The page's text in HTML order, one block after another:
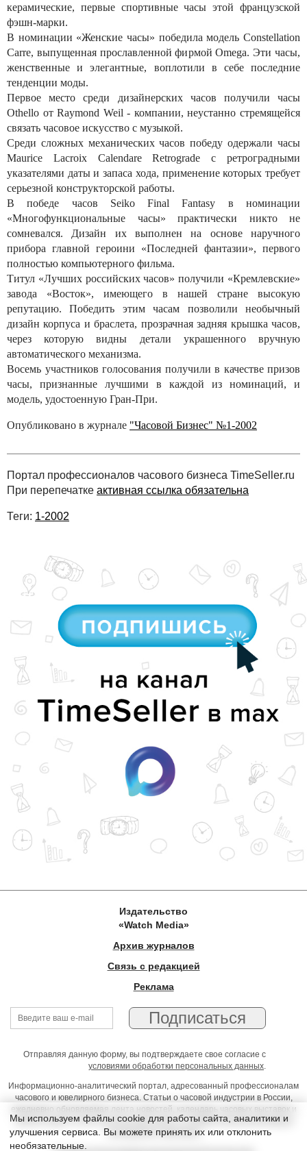
керамические, первые спортивные часы этой французской
фэшн-марки.
В номинации «Женские часы» победила модель Constellation
Carre, выпущенная прославленной фирмой Omega. Эти часы,
женственные и элегантные, воплотили в себе последние
тенденции моды.
Первое место среди дизайнерских часов получили часы
Othello от Raymond Weil - компании, неустанно стремящейся
связать часовое искусство с музыкой.
Среди сложных механических часов победу одержали часы
Maurice Lacroix Calendare Retrograde с ретроградными
указателями даты и запаса хода, применение которых требует
серьезной конструкторской работы.
В победе часов Seiko Final Fantasy в номинации
«Многофункциональные часы» практически никто не
сомневался. Дизайн их выполнен на основе наручного
прибора главной героини «Последней фантазии», первого
полностью компьютерного фильма.
Титул «Лучших российских часов» получили «Кремлевские»
завода «Восток», имеющего в нашей стране высокую
репутацию. Победить этим часам позволили необычный
дизайн корпуса и браслета, прозрачная задняя крышка часов,
через которую видны детали украшенного вручную
автоматического механизма.
Восемь участников голосования получили в качестве призов
часы, признанные лучшими в каждой из номинаций, и
модель, удостоенную Гран-При.
Опубликовано в журнале "Часовой Бизнес" №1-2002
Портал профессионалов часового бизнеса TimeSeller.ru
При перепечатке активная ссылка обязательна
Теги: 1-2002
Издательство
«Watch Media»
Архив журналов
Связь с редакцией
Реклама
Отправляя данную форму, вы подтверждаете свое согласие с
условиями обработки персональных данных.
Информационно-аналитический портал, адресованный профессионалам
часового и ювелирного бизнеса. Статьи о часовой индустрии в России,
ежедневно обновляемая лента новостей, календарь часовых выставок и
презентаций, on-line консультации юриста, профессиональный форум
часовщиков и ювелиров
Мы используем файлы cookie для работы сайта, аналитики и
улучшения сервиса. Вы можете принять их или отклонить
необязательные.